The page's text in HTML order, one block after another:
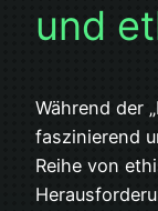
und
Während der
faszinierend
Reihe von